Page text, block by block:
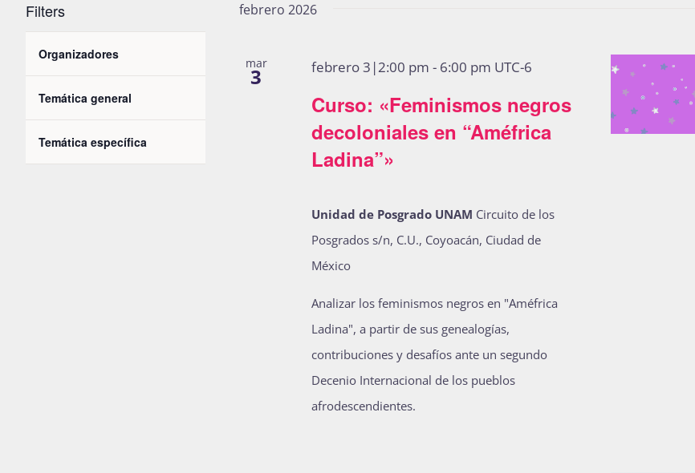
de
vistas
de
Eventos
Eventos
para
palabra
Filters
form
Organizadores
Temática general
Temática específica
febrero 2026
mar
3
Curso: «Feminismos negros
decoloniales en “Améfrica
Ladina”»
febrero 3|2:00 pm - 6:00 pm UTC-6
Unidad de Posgrado UNAM Circuito de los
Posgrados s/n, C.U., Coyoacán, Ciudad de
México
Analizar los feminismos negros en "Améfrica
Ladina", a partir de sus genealogías,
contribuciones y desafíos ante un segundo
Decenio Internacional de los pueblos
afrodescendientes.